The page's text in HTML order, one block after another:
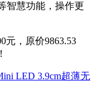
智慧功能，操作更
元，原价9863.53
LED 3.9cm超薄无